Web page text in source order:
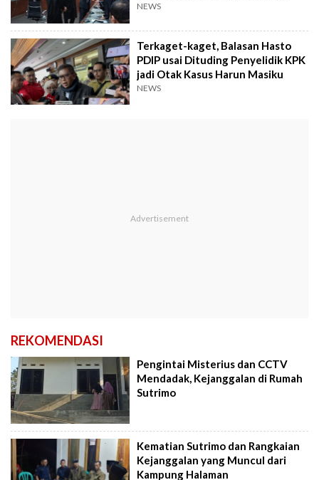
NEWS
Terkaget-kaget, Balasan Hasto
PDIP usai Dituding Penyelidik KPK
jadi Otak Kasus Harun Masiku
NEWS
REKOMENDASI
Pengintai Misterius dan CCTV
Mendadak, Kejanggalan di Rumah
Sutrimo
Kematian Sutrimo dan Rangkaian
Kejanggalan yang Muncul dari
Kampung Halaman